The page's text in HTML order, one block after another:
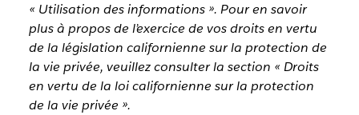
« Utilisation des informations ». Pour en savoir
plus à propos de l’exercice de vos droits en vertu
de la législation californienne sur la protection de
la vie privée, veuillez consulter la section « Droits
en vertu de la loi californienne sur la protection
de la vie privée ».